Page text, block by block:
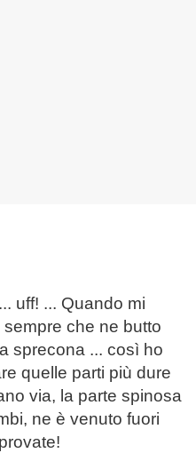
uff! ... Quando mi
che ne butto
sprecona ... così ho
quelle parti più dure
via, la parte spinosa
ne è venuto fuori